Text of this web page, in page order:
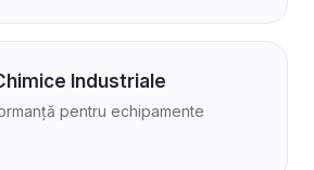
Industriale
pentru echipamente